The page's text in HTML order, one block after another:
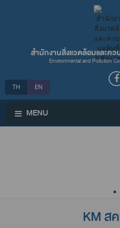
สำนักงานสิ่งแวดล้อมและค
Environmental and Pollution
TH EN
MENU
KM ส